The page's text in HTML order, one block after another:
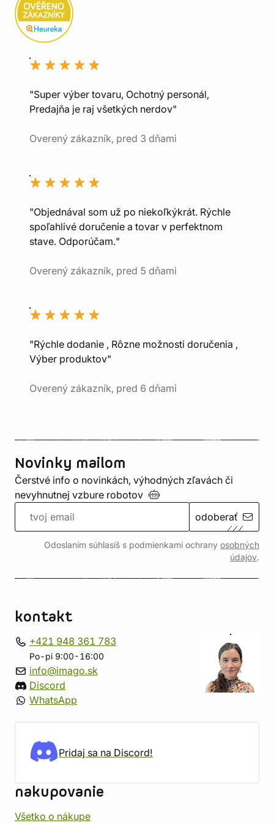
"Super výber tovaru, Ochotný personál,
Predajňa je raj všetkých nerdov"
Overený zákazník, pred 3 dňami
"Objednával som už po niekoľkýkrát. Rýchle
spoľahlivé doručenie a tovar v perfektnom
stave. Odporúčam."
Overený zákazník, pred 5 dňami
"Rýchle dodanie , Rôzne možnosti doručenia ,
Výber produktov"
Overený zákazník, pred 6 dňami
Novinky mailom
Čerstvé info o novinkách, výhodných zľavách či
nevyhnutnej vzbure robotov
odoberať
Odoslaním súhlasíš s podmienkami ochrany osobných
údajov.
kontakt
+421 948 361 783
Po-pi 9:00-16:00
info@imago.sk
Discord
WhatsApp
Pridaj sa na Discord!
nakupovanie
Všetko o nákupe